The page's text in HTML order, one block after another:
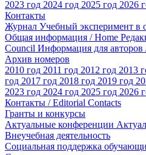
2023 год 2024 год 2025 год 2026
Контакты
Журнал Учебный эксперимент в
Общая информация / Home
Council Информация для авторов
Архив номеров
2010 год 2011 год 2012 год 2013
год 2017 год 2018 год 2019 год
2023 год 2024 год 2025 год 2026
Контакты / Editorial Contacts
Гранты и конкурсы
Актуальные конференции
Внеучебная деятельность
Социальная поддержка